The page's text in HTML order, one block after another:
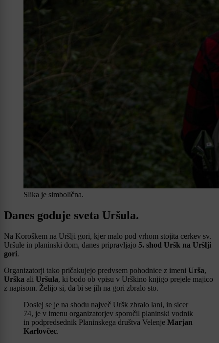
Slika je simbolična.
Danes goduje sveta Uršula.
Na Koroškem na Uršlji gori, kjer malo pod vrhom stojita cerkev sv.
Uršule in planinski dom, danes pripravljajo 5. shod Uršk na Uršlji
gori.
Organizatorji tako pričakujejo predvsem pohodnice z imeni Urša,
Urška ali Uršula, ki bodo ob vpisu v Urškino knjigo prejele majico
z napisom. Želijo si, da bi se jih na gori zbralo sto.
Doslej se je na shodu največ Uršk zbralo lani, in sicer
74, je v imenu organizatorjev sporočil planinski vodnik
in podpredsednik Planinskega društva Velenje Marjan
Karlovčec.